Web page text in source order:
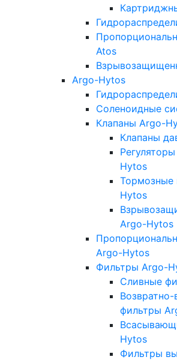
Atos
Argo-Hytos
Соленоидные
Клапаны Argo-
Клапаны
Hytos
Тормозные
Hytos
Argo-Hytos
Argo-Hytos
Фильтры Argo-
Сливные
фильтры
Hytos
Фильтры